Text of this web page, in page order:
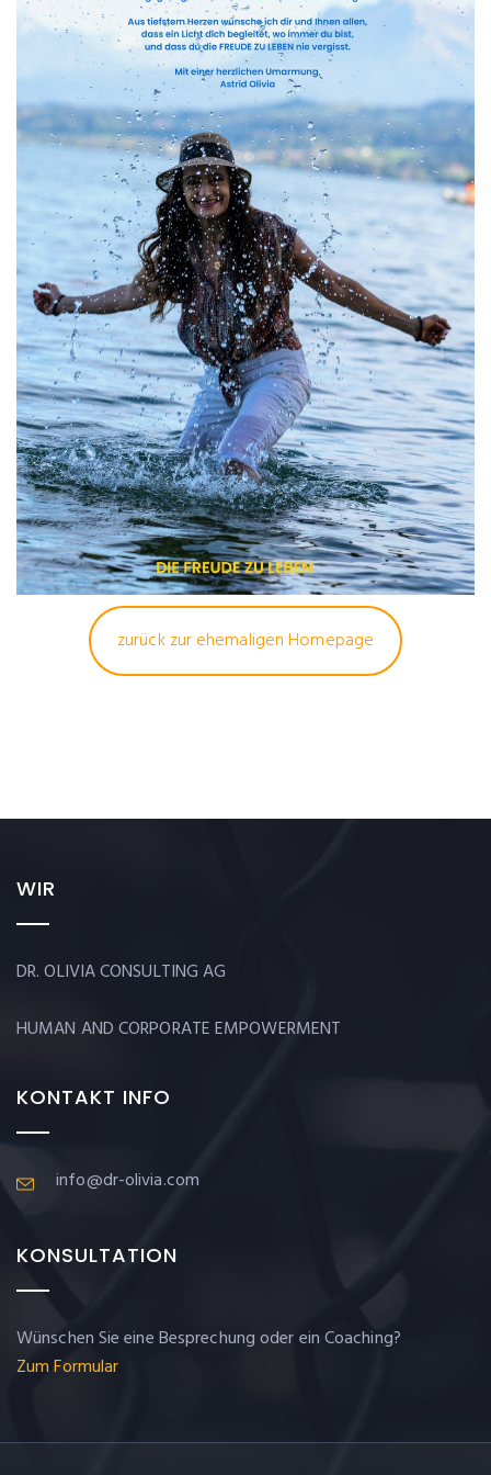
zurück zur ehemaligen Homepage
WIR
DR. OLIVIA CONSULTING AG
HUMAN AND CORPORATE EMPOWERMENT
KONTAKT INFO
info@dr-olivia.com
KONSULTATION
Wünschen Sie eine Besprechung oder ein Coaching?
Zum Formular